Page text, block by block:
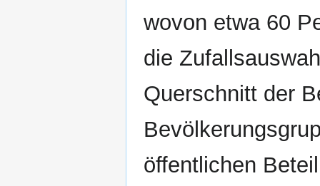
wovon etwa 60
die
Querschnitt der
öffentlichen